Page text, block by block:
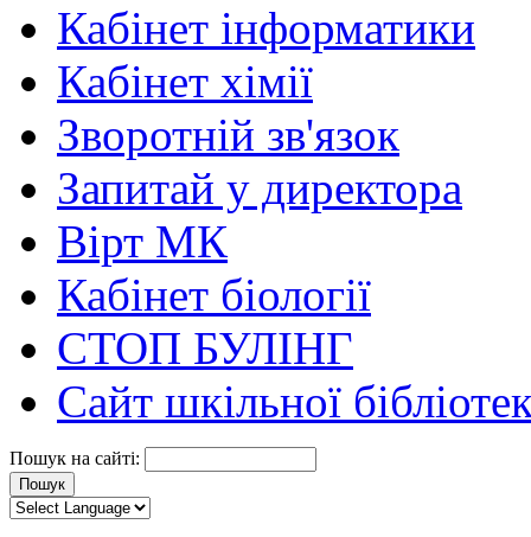
Кабінет інформатики
Кабінет хімії
Зворотній зв'язок
Запитай у директора
Вірт МК
Кабінет біології
СТОП БУЛІНГ
Сайт шкільної
Пошук на сайті: